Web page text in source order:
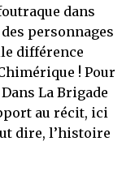
dans
personnages
différence
! Pour
La Brigade
au récit, ici
dire, l’histoire